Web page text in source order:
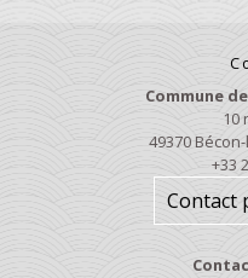
Commune
10
49370
+33
Contact